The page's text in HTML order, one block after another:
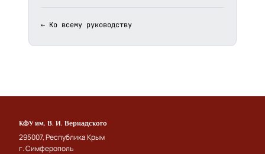
← Ко всему руководству
КФУ им. В. И. Вернадского
295007, Республика Крым
г. Симферополь